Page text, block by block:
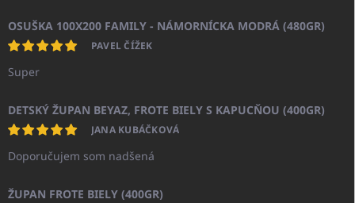
OSUŠKA 100X200 FAMILY - NÁMORNÍCKA MODRÁ (480GR)
PAVEL ČÍŽEK
Super
DETSKÝ ŽUPAN BEYAZ, FROTE BIELY S KAPUCŇOU (400GR)
JANA KUBÁČKOVÁ
Doporučujem som nadšená
ŽUPAN FROTE BIELY (400GR)